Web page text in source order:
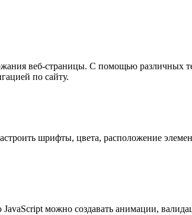
веб-страницы. С помощью различных
по сайту.
шрифты, цвета, расположение
можно создавать анимации,